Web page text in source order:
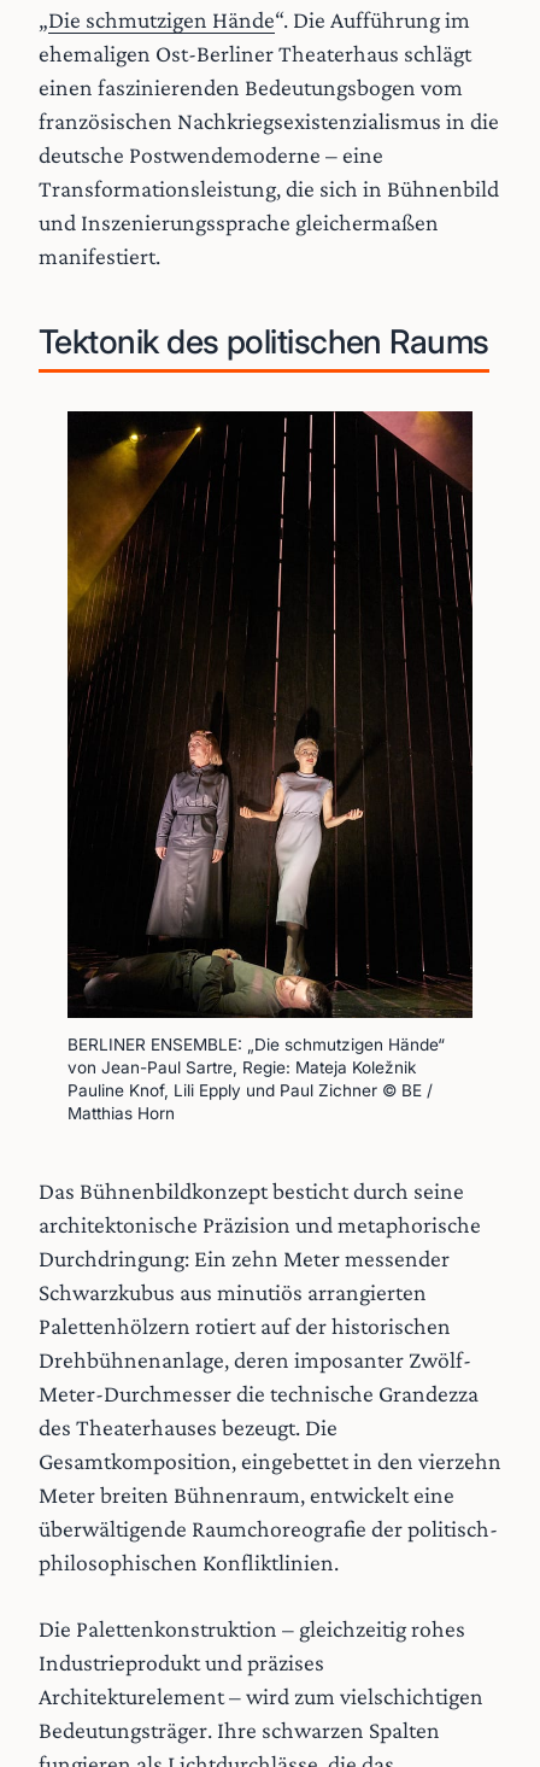
„Die schmutzigen Hände“. Die Aufführung im
ehemaligen Ost-Berliner Theaterhaus schlägt
einen faszinierenden Bedeutungsbogen vom
französischen Nachkriegsexistenzialismus in die
deutsche Postwendemoderne – eine
Transformationsleistung, die sich in Bühnenbild
und Inszenierungssprache gleichermaßen
manifestiert.
Tektonik des politischen Raums
BERLINER ENSEMBLE: „Die schmutzigen Hände“
von Jean-Paul Sartre, Regie: Mateja Koležnik
Pauline Knof, Lili Epply und Paul Zichner © BE /
Matthias Horn
Das Bühnenbildkonzept besticht durch seine
architektonische Präzision und metaphorische
Durchdringung: Ein zehn Meter messender
Schwarzkubus aus minutiös arrangierten
Palettenhölzern rotiert auf der historischen
Drehbühnenanlage, deren imposanter Zwölf-
Meter-Durchmesser die technische Grandezza
des Theaterhauses bezeugt. Die
Gesamtkomposition, eingebettet in den vierzehn
Meter breiten Bühnenraum, entwickelt eine
überwältigende Raumchoreografie der politisch-
philosophischen Konfliktlinien.
Die Palettenkonstruktion – gleichzeitig rohes
Industrieprodukt und präzises
Architekturelement – wird zum vielschichtigen
Bedeutungsträger. Ihre schwarzen Spalten